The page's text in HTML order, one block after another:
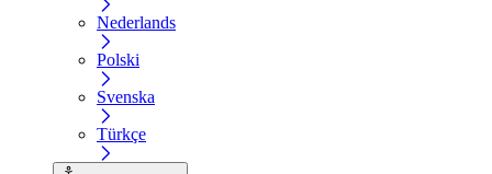
Nederlands
Polski
Svenska
Türkçe